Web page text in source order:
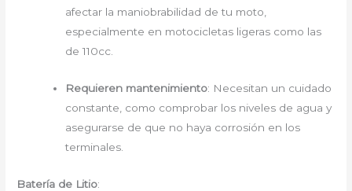
afectar la maniobrabilidad de tu moto,
especialmente en motocicletas ligeras como las
de 110cc.
Requieren mantenimiento: Necesitan un cuidado
constante, como comprobar los niveles de agua y
asegurarse de que no haya corrosión en los
terminales.
Batería de Litio: